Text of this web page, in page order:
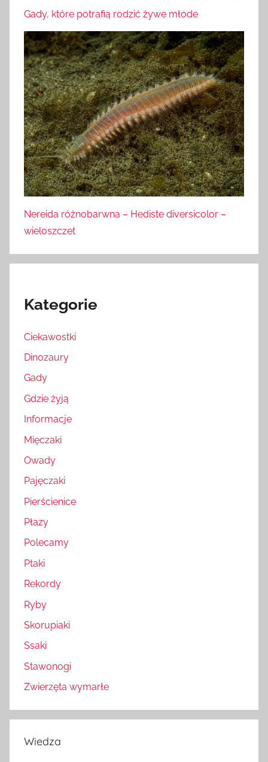
Gady, które potrafią rodzić żywe młode
Nereida różnobarwna – Hediste diversicolor –
wieloszczet
Kategorie
Ciekawostki
Dinozaury
Gady
Gdzie żyją
Informacje
Mięczaki
Owady
Pajęczaki
Pierścienice
Płazy
Polecamy
Ptaki
Rekordy
Ryby
Skorupiaki
Ssaki
Stawonogi
Zwierzęta wymarłe
Wiedza